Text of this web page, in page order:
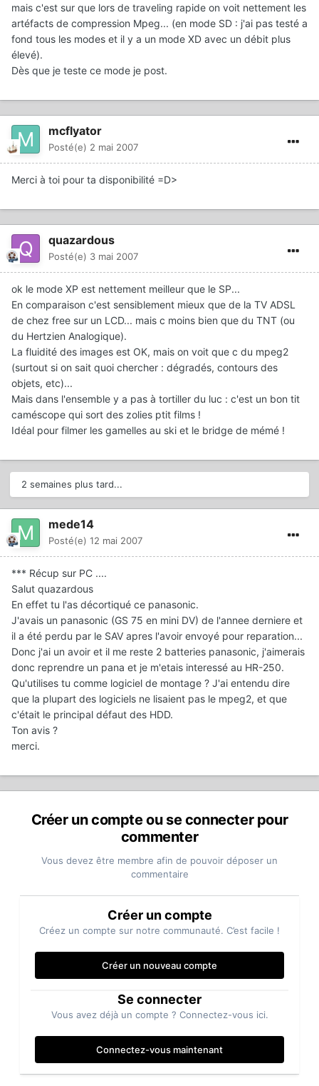
mais c'est sur que lors de traveling rapide on voit nettement les
artéfacts de compression Mpeg... (en mode SD : j'ai pas testé a
fond tous les modes et il y a un mode XD avec un débit plus
élevé).
Dès que je teste ce mode je post.
mcflyator
Posté(e) 2 mai 2007
Merci à toi pour ta disponibilité =D>
quazardous
Posté(e) 3 mai 2007
ok le mode XP est nettement meilleur que le SP...
En comparaison c'est sensiblement mieux que de la TV ADSL
de chez free sur un LCD... mais c moins bien que du TNT (ou
du Hertzien Analogique).
La fluidité des images est OK, mais on voit que c du mpeg2
(surtout si on sait quoi chercher : dégradés, contours des
objets, etc)...
Mais dans l'ensemble y a pas à tortiller du luc : c'est un bon tit
caméscope qui sort des zolies ptit films !
Idéal pour filmer les gamelles au ski et le bridge de mémé !
2 semaines plus tard...
mede14
Posté(e) 12 mai 2007
*** Récup sur PC ....
Salut quazardous
En effet tu l'as décortiqué ce panasonic.
J'avais un panasonic (GS 75 en mini DV) de l'annee derniere et
il a été perdu par le SAV apres l'avoir envoyé pour reparation...
Donc j'ai un avoir et il me reste 2 batteries panasonic, j'aimerais
donc reprendre un pana et je m'etais interessé au HR-250.
Qu'utilises tu comme logiciel de montage ? J'ai entendu dire
que la plupart des logiciels ne lisaient pas le mpeg2, et que
c'était le principal défaut des HDD.
Ton avis ?
merci.
Créer un compte ou se connecter pour
commenter
Vous devez être membre afin de pouvoir déposer un
commentaire
Créer un compte
Créez un compte sur notre communauté. C’est facile !
Créer un nouveau compte
Se connecter
Vous avez déjà un compte ? Connectez-vous ici.
Connectez-vous maintenant